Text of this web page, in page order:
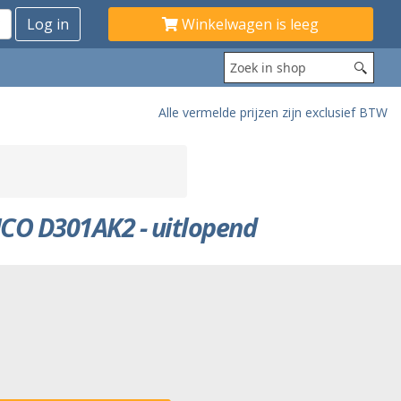
Winkelwagen is leeg
Alle vermelde prijzen zijn exclusief BTW
D301AK2 - uitlopend